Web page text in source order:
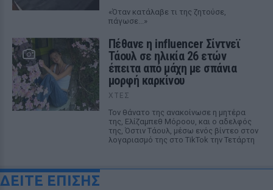
«Όταν κατάλαβε τι της ζητούσε,
πάγωσε...»
Πέθανε η influencer Σίντνεϊ
Τάουλ σε ηλικία 26 ετών
έπειτα από μάχη με σπάνια
μορφή καρκίνου
ΧΤΕΣ
Τον θάνατο της ανακοίνωσε η μητέρα
της, Ελίζαμπεθ Μόροου, και ο αδελφός
της, Όστιν Τάουλ, μέσω ενός βίντεο στον
λογαριασμό της στο TikTok την Τετάρτη
ΔΕΙΤΕ ΕΠΙΣΗΣ